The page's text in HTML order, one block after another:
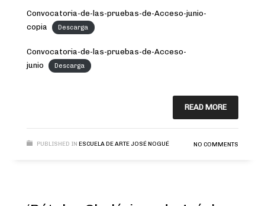
Convocatoria-de-las-pruebas-de-Acceso-junio-
copia
Descarga
Convocatoria-de-las-pruebas-de-Acceso-
junio
Descarga
READ MORE
PUBLISHED IN ESCUELA DE ARTE JOSÉ NOGUÉ NO COMMENTS